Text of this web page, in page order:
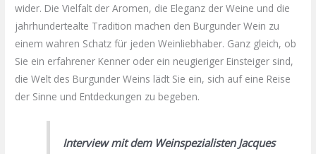
wider. Die Vielfalt der Aromen, die Eleganz der Weine und die
jahrhundertealte Tradition machen den Burgunder Wein zu
einem wahren Schatz für jeden Weinliebhaber. Ganz gleich, ob
Sie ein erfahrener Kenner oder ein neugieriger Einsteiger sind,
die Welt des Burgunder Weins lädt Sie ein, sich auf eine Reise
der Sinne und Entdeckungen zu begeben.
Interview mit dem Weinspezialisten Jacques